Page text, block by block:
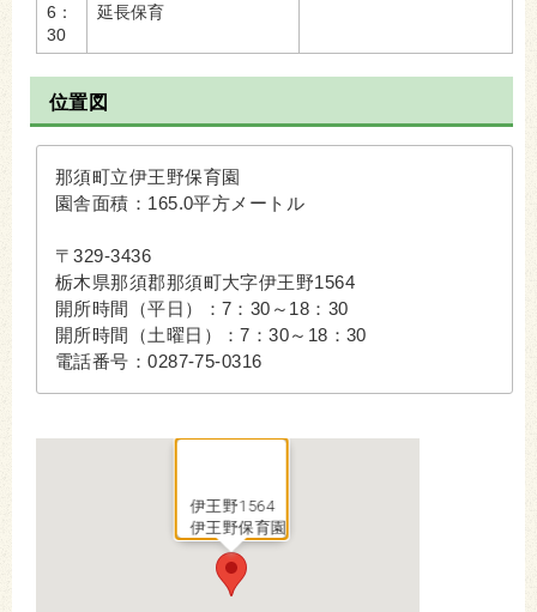
6：
30
延長保育
位置図
那須町立伊王野保育園
園舎面積：165.0平方メートル
〒329-3436
栃木県那須郡那須町大字伊王野1564
開所時間（平日）：7：30～18：30
開所時間（土曜日）：7：30～18：30
電話番号：0287-75-0316
伊王野1564
伊王野保育園